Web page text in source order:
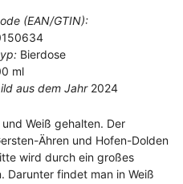
(EAN/GTIN):
Bierdose
ml
aus dem Jahr 2024
Weiß gehalten. Der
Ähren und Hofen-Dolden
wird durch ein großes
Darunter findet man in Weiß